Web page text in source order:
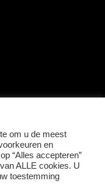
om u de meest
en
“Alles accepteren”
ALLE cookies. U
toestemming